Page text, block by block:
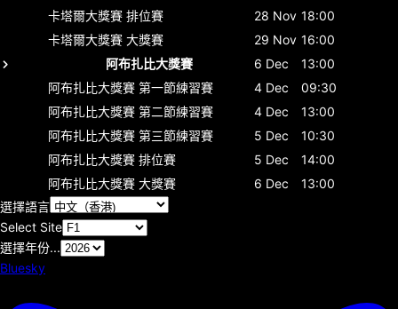
卡塔爾大獎賽 排位賽 28 Nov 18:00
卡塔爾大獎賽 大獎賽 29 Nov 16:00
阿布扎比大獎賽
6 Dec
13:00
阿布扎比大獎賽 第一節練習賽 4 Dec
09:30
阿布扎比大獎賽 第二節練習賽 4 Dec
13:00
阿布扎比大獎賽 第三節練習賽 5 Dec
10:30
阿布扎比大獎賽 排位賽 5 Dec
14:00
阿布扎比大獎賽 大獎賽 6 Dec
13:00
選擇語言
Select Site
選擇年份...
Bluesky